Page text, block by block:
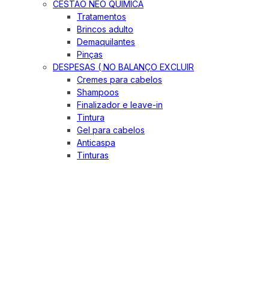
CESTÃO NEO QUIMICA
Tratamentos
Brincos adulto
Demaquilantes
Pinças
DESPESAS ( NO BALANÇO EXCLUIR
Cremes para cabelos
Shampoos
Finalizador e leave-in
Tintura
Gel para cabelos
Anticaspa
Tinturas